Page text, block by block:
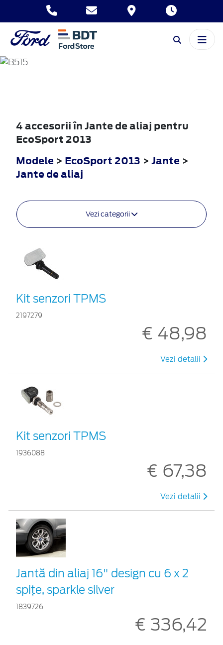
ECOSPORT
4 accesorii în Jante de aliaj pentru
EcoSport 2013
Modele > EcoSport 2013 > Jante >
Jante de aliaj
Vezi categorii
Kit senzori TPMS
2197279
€ 48,98
Vezi detalii
Kit senzori TPMS
1936088
€ 67,38
Vezi detalii
Jantă din aliaj 16" design cu 6 x 2
spiţe, sparkle silver
1839726
€ 336,42